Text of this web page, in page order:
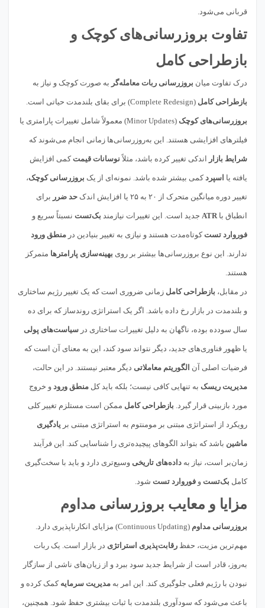
قربانی می‌شود.
تفاوت بروزرسانی‌های کوچک و
بازطراحی کامل
درک تفاوت میان بروزرسانی ربات معامله‌گر به صورت کوچک و نیاز به
بازطراحی کامل (Complete Redesign) برای بقای بلندمدت حیاتی است.
بروزرسانی‌های کوچک (Minor Updates) معمولاً شامل تغییرات پارامتری یا
فیلترهای افزایشی هستند. این به‌روزرسانی‌ها زمانی انجام می‌شوند که
شرایط بازار اندکی تغییر کرده باشد، مثلاً نوسانات قیمت کمی افزایش
یافته یا اسپردکمی بیشتر شده باشد. نمونه‌ای از یک بروزرسانی کوچک،
تغییر دوره میانگین متحرک از ۲۰ به ۲۵ یا افزایش اندک حد ضرر برای
انطباق باATR جدید است. این تغییرات نیازمند بک‌تست نسبتاً سریع و
فوروارد تست کوتاه‌مدت هستند و نیازی به تغییر بنیادین در منطق ورود
ندارند. این نوع بروزرسانی‌ها بیشتر بر روی بهینه‌سازی پارامترها متمرکز
هستند.
در مقابل، بازطراحی کامل زمانی ضروری است که یک تغییر رژیم ساختاری
و بلندمدت در بازار رخ داده باشد. اگر یک استراتژی روندساز که برای ده
سال سودده بوده، ناگهان به دلیل تغییرات ساختاری در سیاست‌های پولی
یا ظهور فناوری‌های جدید، دیگر نتواند سود کند، این به معنای آن است که
فرضیات اصلی آن الگوریتم معاملاتی دیگر معتبر نیستند. در این حالت،
مدیریت ریسک به تنهایی کافی نیست؛ بلکه باید کل منطق ورود و خروج
مورد بازبینی قرار گیرد. بازطراحی کامل ممکن است مستلزم تغییر کلی
رویکرد از استراتژی مبتنی بر مومنتوم به استراتژی مبتنی بر یادگیری
ماشین باشد که بتواند الگوهای پیچیده‌تری را شناسایی کند. این فرآیند
زمان‌بر است، نیاز به داده‌های تاریخی وسیع‌تری دارد و باید با سخت‌گیری
کامل بک‌تست و فوروارد تست شود.
مزایا و معایب بروزرسانی مداوم
بروزرسانی مداوم (Continuous Updating) مزایای انکارناپذیری دارد.
مهم‌ترین مزیت، حفظ رقابت‌پذیری استراتژی در بازار است. یک ربات
به‌روز، قادر است از شرایط جدید سود ببرد و از زیان‌های ناشی از سازگار
نبودن با رژیم فعلی جلوگیری کند. این امر به مدیریت سرمایه کمک کرده و
باعث می‌شود که سودآوری بلندمدت با ثبات بیشتری حفظ شود. همچنین،